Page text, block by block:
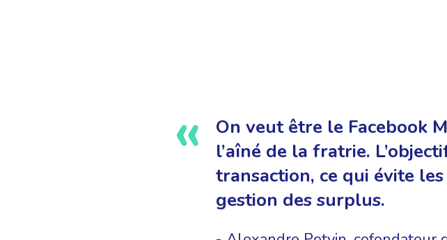
On veut être le Facebook
l’aîné de la fratrie.
transaction, ce qui évite
gestion des surplus.